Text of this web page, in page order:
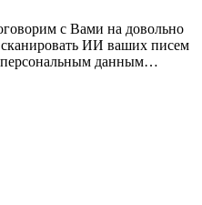
с Вами на довольно
сканировать ИИ ваших писем
данным…